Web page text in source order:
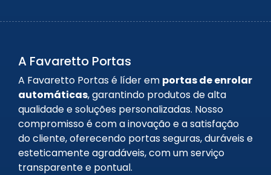
A Favaretto Portas
A Favaretto Portas é líder em portas de enrolar
automáticas, garantindo produtos de alta
qualidade e soluções personalizadas. Nosso
compromisso é com a inovação e a satisfação
do cliente, oferecendo portas seguras, duráveis e
esteticamente agradáveis, com um serviço
transparente e pontual.